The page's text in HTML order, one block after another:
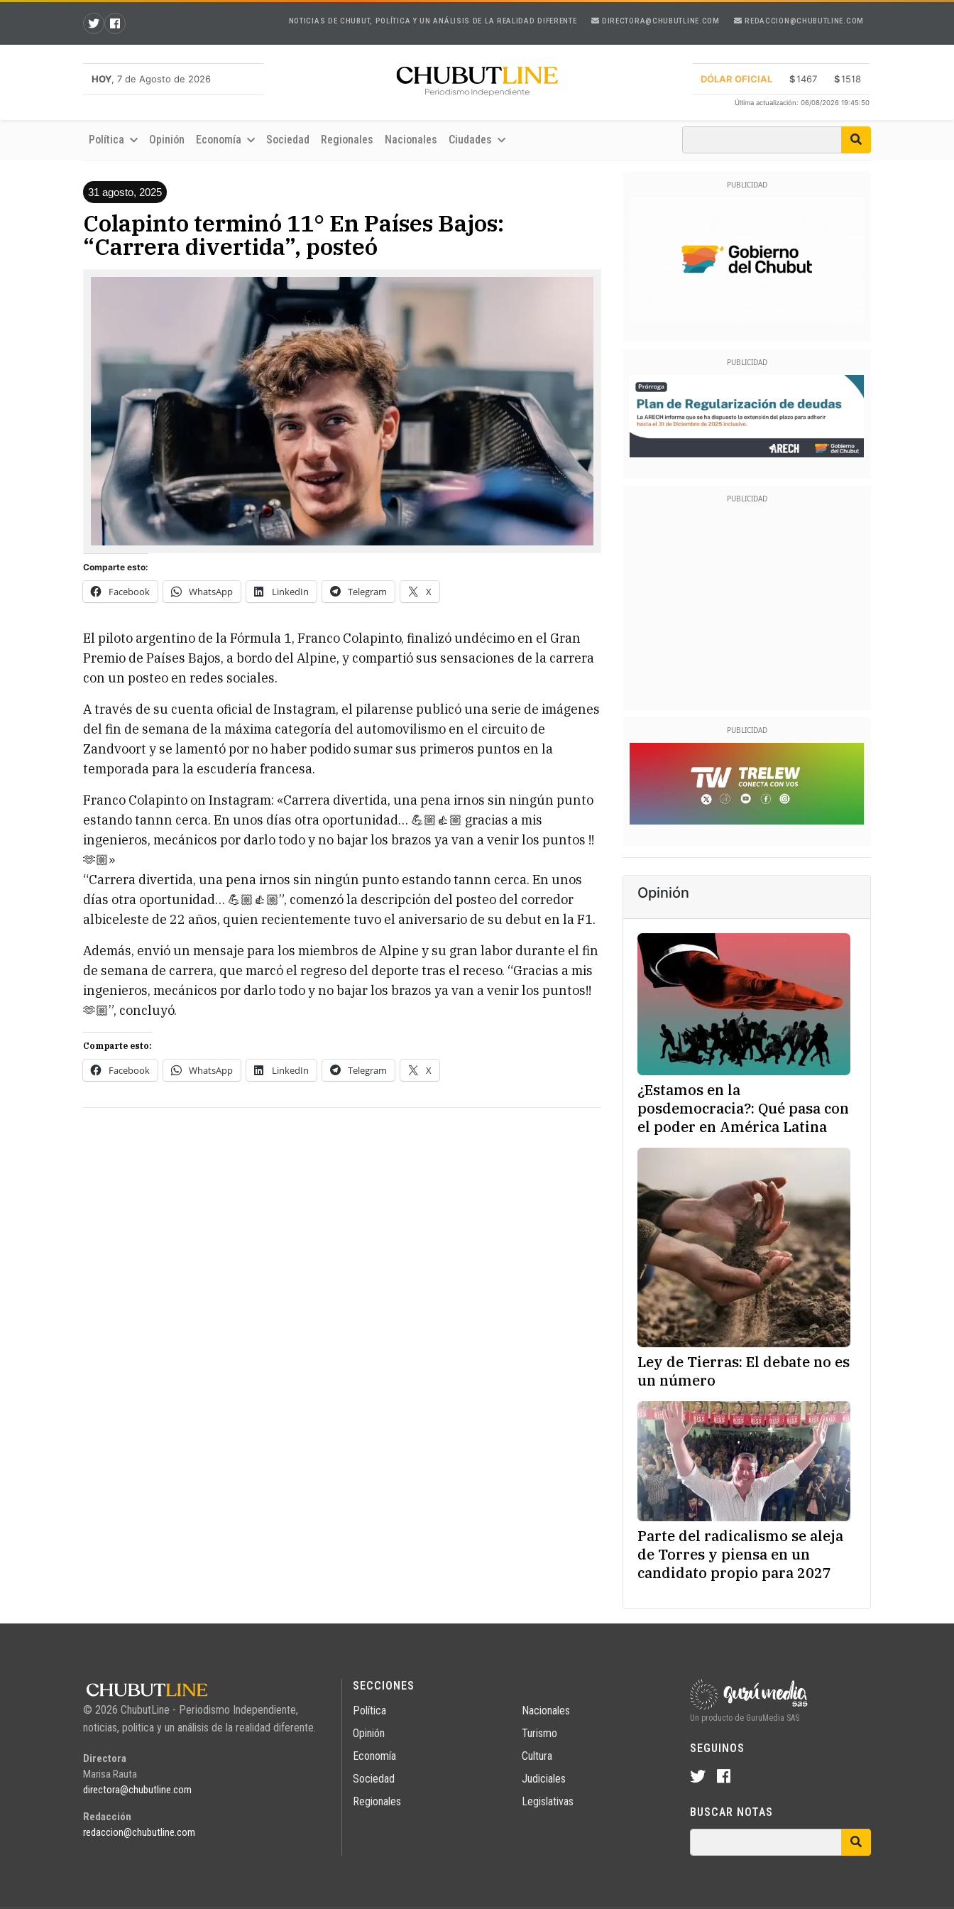
NOTICIAS DE CHUBUT, POLÍTICA Y UN ANÁLISIS DE LA REALIDAD DIFERENTE DIRECTORA@CHUBUTLINE.COM REDACCION@CHUBUTLINE.COM
HOY, 7 de Agosto de 2026 DÓLAR OFICIAL $1467 $1518
Última actualización: 06/08/2026 19:45:50
Política Opinión Economía Sociedad Regionales Nacionales Ciudades
31 agosto, 2025
Colapinto terminó 11° En Países Bajos:
“Carrera divertida”, posteó
Comparte esto:
Facebook WhatsApp LinkedIn Telegram X
El piloto argentino de la Fórmula 1, Franco Colapinto, finalizó undécimo en el Gran
Premio de Países Bajos, a bordo del Alpine, y compartió sus sensaciones de la carrera
con un posteo en redes sociales.
A través de su cuenta oficial de Instagram, el pilarense publicó una serie de imágenes
del fin de semana de la máxima categoría del automovilismo en el circuito de
Zandvoort y se lamentó por no haber podido sumar sus primeros puntos en la
temporada para la escudería francesa.
Franco Colapinto on Instagram: «Carrera divertida, una pena irnos sin ningún punto
estando tannn cerca. En unos días otra oportunidad… 💪🏼👍🏼 gracias a mis
ingenieros, mecánicos por darlo todo y no bajar los brazos ya van a venir los puntos !!
🫶🏼»
“Carrera divertida, una pena irnos sin ningún punto estando tannn cerca. En unos
días otra oportunidad… 💪🏼👍🏼”, comenzó la descripción del posteo del corredor
albiceleste de 22 años, quien recientemente tuvo el aniversario de su debut en la F1.
Además, envió un mensaje para los miembros de Alpine y su gran labor durante el fin
de semana de carrera, que marcó el regreso del deporte tras el receso. “Gracias a mis
ingenieros, mecánicos por darlo todo y no bajar los brazos ya van a venir los puntos!!
🫶🏼”, concluyó.
Comparte esto:
Facebook WhatsApp LinkedIn Telegram X
Opinión
¿Estamos en la
posdemocracia?: Qué pasa con
el poder en América Latina
Ley de Tierras: El debate no es
un número
Parte del radicalismo se aleja
de Torres y piensa en un
candidato propio para 2027
© 2026 ChubutLine - Periodismo Independiente,
noticias, politica y un análisis de la realidad diferente.
Directora
Marisa Rauta
directora@chubutline.com
Redacción
redaccion@chubutline.com
SECCIONES
Política
Opinión
Economía
Sociedad
Regionales
Nacionales
Turismo
Cultura
Judiciales
Legislativas
Un producto de GuruMedia SAS
SEGUINOS
BUSCAR NOTAS